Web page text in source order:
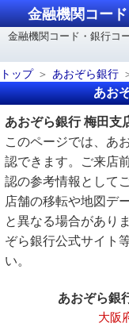
金融機関コー
金融機関コード・銀行コ
トップ
あおぞら銀行
あお
あおぞら銀行 梅田支
このページでは、あ
認できます。ご来店
認の参考情報として
店舗の移転や地図デ
と異なる場合があり
ぞら銀行公式サイト
い。
あおぞら銀
大阪